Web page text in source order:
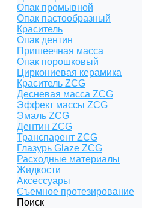
Опак промывной
Опак пастообразный
Краситель
Опак дентин
Пришеечная масса
Опак порошковый
Циркониевая керамика
Краситель ZCG
Десневая масса ZCG
Эффект массы ZCG
Эмаль ZCG
Дентин ZCG
Транспарент ZCG
Глазурь Glaze ZCG
Расходные материалы
Жидкости
Аксессуары
Съемное протезирование
Поиск